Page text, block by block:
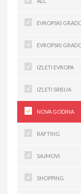
EVROPSKI
EVROPSKI
IZLETI EVROPA
IZLETI SRBIJA
NOVA GODINA
RAFTING
SAJMOVI
SHOPPING